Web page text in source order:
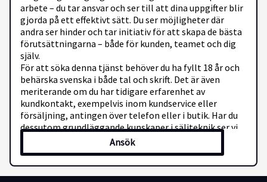
arbete – du tar ansvar och ser till att dina uppgifter blir
gjorda på ett effektivt sätt. Du ser möjligheter där
andra ser hinder och tar initiativ för att skapa de bästa
förutsättningarna – både för kunden, teamet och dig
själv.
För att söka denna tjänst behöver du ha fyllt 18 år och
behärska svenska i både tal och skrift. Det är även
meriterande om du har tidigare erfarenhet av
kundkontakt, exempelvis inom kundservice eller
försäljning, antingen över telefon eller i butik. Har du
dessutom grundläggande kunskaper i säljteknik ser vi
det som ett stort plus.
Så kommer du göra skillnad hos oss
Som butikssäljare befinner du dig i hjärtat av vår
verksamhet – i kundmötet. Att öppna dörrarna till
Ansök